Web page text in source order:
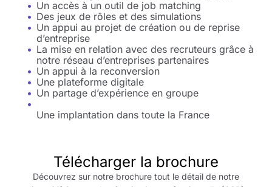
Un accès à un outil de job matching
Des jeux de rôles et des simulations
Un appui au projet de création ou de reprise
d’entreprise
La mise en relation avec des recruteurs grâce à
notre réseau d’entreprises partenaires
Un appui à la reconversion
Une plateforme digitale
Un partage d’expérience en groupe
Une implantation dans toute la France
Télécharger la brochure
Découvrez sur notre brochure tout le détail de notre